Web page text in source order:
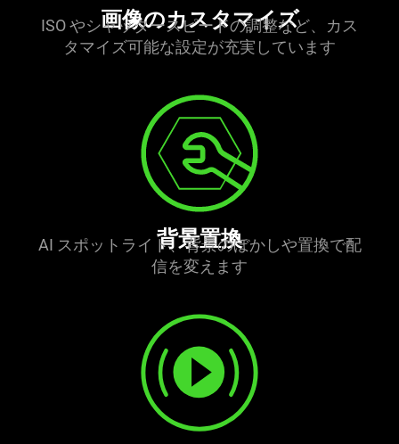
画像のカスタマイズ
ISO やシャッタースピードの調整など、カス
タマイズ可能な設定が充実しています
背景置換
AI スポットライト、背景のぼかしや置換で配
信を変え ます